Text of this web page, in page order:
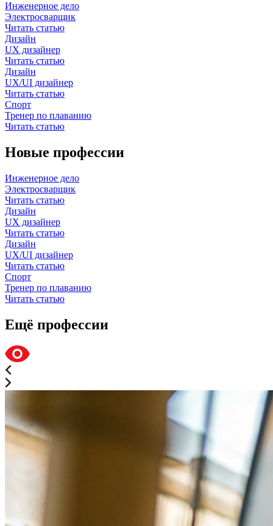
Инженерное дело
Электросварщик
Читать статью
Дизайн
UX дизайнер
Читать статью
Дизайн
UX/UI дизайнер
Читать статью
Спорт
Тренер по плаванию
Читать статью
Новые профессии
Инженерное дело
Электросварщик
Читать статью
Дизайн
UX дизайнер
Читать статью
Дизайн
UX/UI дизайнер
Читать статью
Спорт
Тренер по плаванию
Читать статью
Ещё профессии